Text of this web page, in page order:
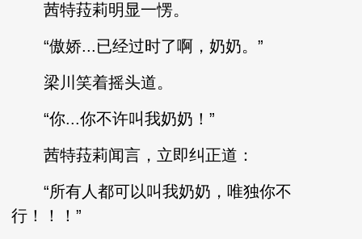
茜特菈莉明显一愣。
“傲娇...已经过时了啊，奶奶。”
梁川笑着摇头道。
“你...你不许叫我奶奶！”
茜特菈莉闻言，立即纠正道：
“所有人都可以叫我奶奶，唯独你不
行！！！”